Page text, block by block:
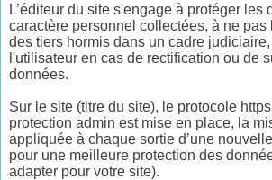
L’éditeur du site s'engage à protéger les
caractère personnel collectées, à ne pas
des tiers hormis dans un cadre
l'utilisateur en cas de rectification ou de
données.
Sur le site (titre du site), le protocole
protection admin est mise en place, la
appliquée à chaque sortie d’une
pour une meilleure protection des
adapter pour votre site).